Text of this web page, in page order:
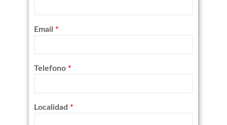
Email *
Telefono *
Localidad *